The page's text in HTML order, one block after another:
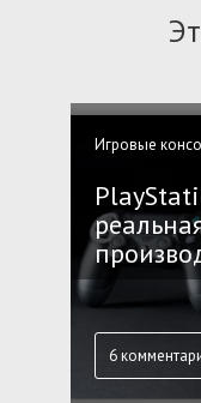
Игровые
6